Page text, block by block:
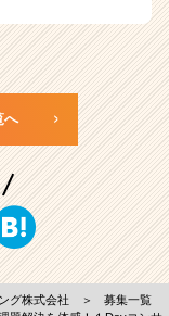
へ
グ株式会社 ＞
募集一覧